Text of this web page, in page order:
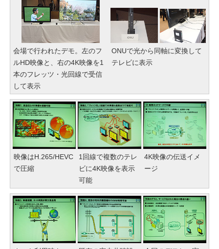
会場で行われたデモ。左のフ
ルHD映像と、右の4K映像を1
本のフレッツ・光回線で受信
して表示
ONUで光から同軸に変換して
テレビに表示
映像はH.265/HEVC
で圧縮
1回線で複数のテレ
ビに4K映像を表示
可能
4K映像の伝送イメ
ージ